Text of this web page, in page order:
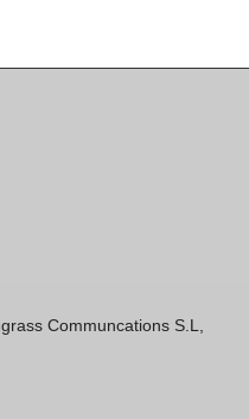
Communcations S.L,